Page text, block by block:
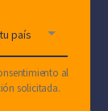
al
solicitada.